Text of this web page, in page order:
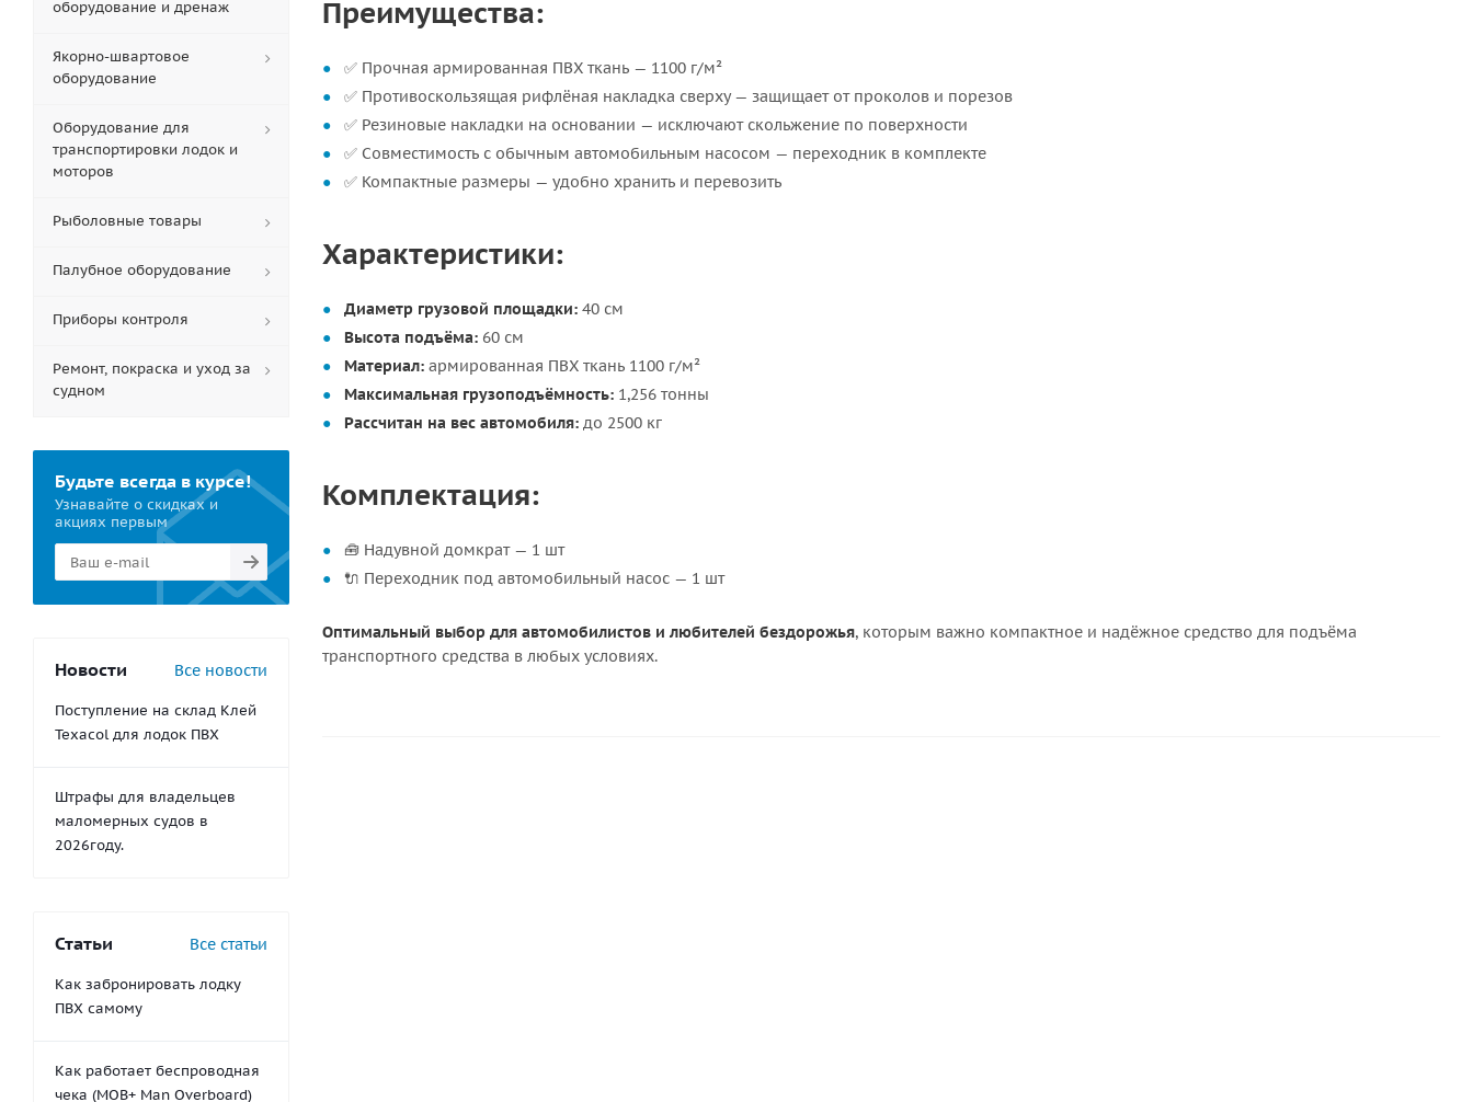
Преимущества:
✅ Прочная армированная ПВХ ткань — 1100 г/м²
✅ Противоскользящая рифлёная накладка сверху — защищает от проколов и порезов
✅ Резиновые накладки на основании — исключают скольжение по поверхности
✅ Совместимость с обычным автомобильным насосом — переходник в комплекте
✅ Компактные размеры — удобно хранить и перевозить
Характеристики:
Диаметр грузовой площадки: 40 см
Высота подъёма: 60 см
Материал: армированная ПВХ ткань 1100 г/м²
Максимальная грузоподъёмность: 1,256 тонны
Рассчитан на вес автомобиля: до 2500 кг
Комплектация:
🧰 Надувной домкрат — 1 шт
🔌 Переходник под автомобильный насос — 1 шт
Оптимальный выбор для автомобилистов и любителей бездорожья, которым важно компактное и надёжное средство для подъёма
транспортного средства в любых условиях.
оборудование и дренаж
Якорно-швартовое
оборудование
Оборудование для
транспортировки лодок и
моторов
Рыболовные товары
Палубное оборудование
Приборы контроля
Ремонт, покраска и уход за
судном
Будьте всегда в курсе!
Узнавайте о скидках и
акциях первым
Новости Все новости
Поступление на склад Клей
Texacol для лодок ПВХ
Штрафы для владельцев
маломерных судов в
2026году.
Статьи Все статьи
Как забронировать лодку
ПВХ самому
Как работает беспроводная
чека (MOB+ Man Overboard)